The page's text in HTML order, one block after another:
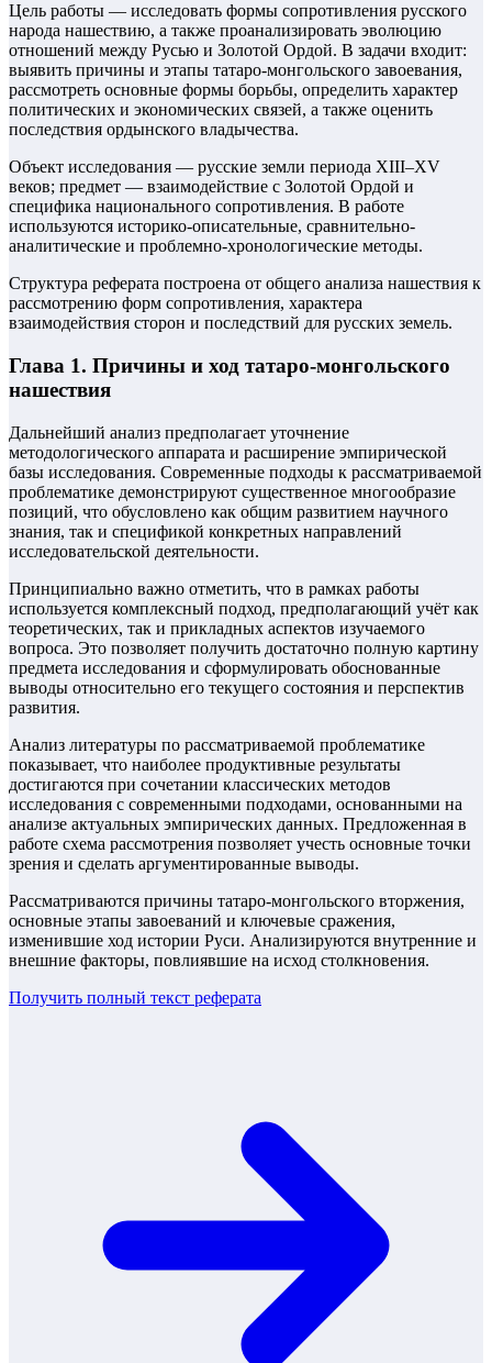
Цель работы — исследовать формы сопротивления русского
народа нашествию, а также проанализировать эволюцию
отношений между Русью и Золотой Ордой. В задачи входит:
выявить причины и этапы татаро-монгольского завоевания,
рассмотреть основные формы борьбы, определить характер
политических и экономических связей, а также оценить
последствия ордынского владычества.
Объект исследования — русские земли периода XIII–XV
веков; предмет — взаимодействие с Золотой Ордой и
специфика национального сопротивления. В работе
используются историко-описательные, сравнительно-
аналитические и проблемно-хронологические методы.
Структура реферата построена от общего анализа нашествия к
рассмотрению форм сопротивления, характера
взаимодействия сторон и последствий для русских земель.
Глава 1. Причины и ход татаро-монгольского
нашествия
Дальнейший анализ предполагает уточнение
методологического аппарата и расширение эмпирической
базы исследования. Современные подходы к рассматриваемой
проблематике демонстрируют существенное многообразие
позиций, что обусловлено как общим развитием научного
знания, так и спецификой конкретных направлений
исследовательской деятельности.
Принципиально важно отметить, что в рамках работы
используется комплексный подход, предполагающий учёт как
теоретических, так и прикладных аспектов изучаемого
вопроса. Это позволяет получить достаточно полную картину
предмета исследования и сформулировать обоснованные
выводы относительно его текущего состояния и перспектив
развития.
Анализ литературы по рассматриваемой проблематике
показывает, что наиболее продуктивные результаты
достигаются при сочетании классических методов
исследования с современными подходами, основанными на
анализе актуальных эмпирических данных. Предложенная в
работе схема рассмотрения позволяет учесть основные точки
зрения и сделать аргументированные выводы.
Рассматриваются причины татаро-монгольского вторжения,
основные этапы завоеваний и ключевые сражения,
изменившие ход истории Руси. Анализируются внутренние и
внешние факторы, повлиявшие на исход столкновения.
Получить полный текст реферата